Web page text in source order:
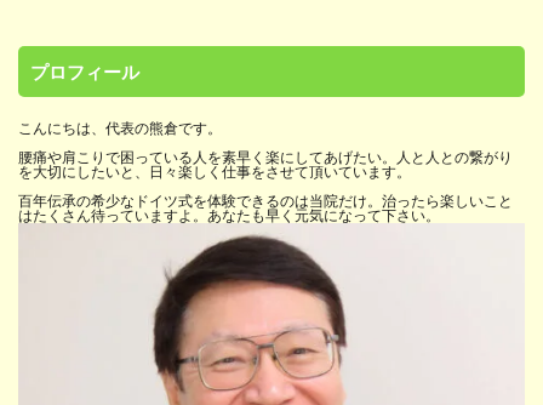
プロフィール
こんにちは、代表の熊倉です。
腰痛や肩こりで困っている人を素早く楽にしてあげたい。人と人との繋がり
を大切にしたいと、日々楽しく仕事をさせて頂いています。
百年伝承の希少なドイツ式を体験できるのは当院だけ。治ったら楽しいこと
はたくさん待っていますよ。あなたも早く元気になって下さい。